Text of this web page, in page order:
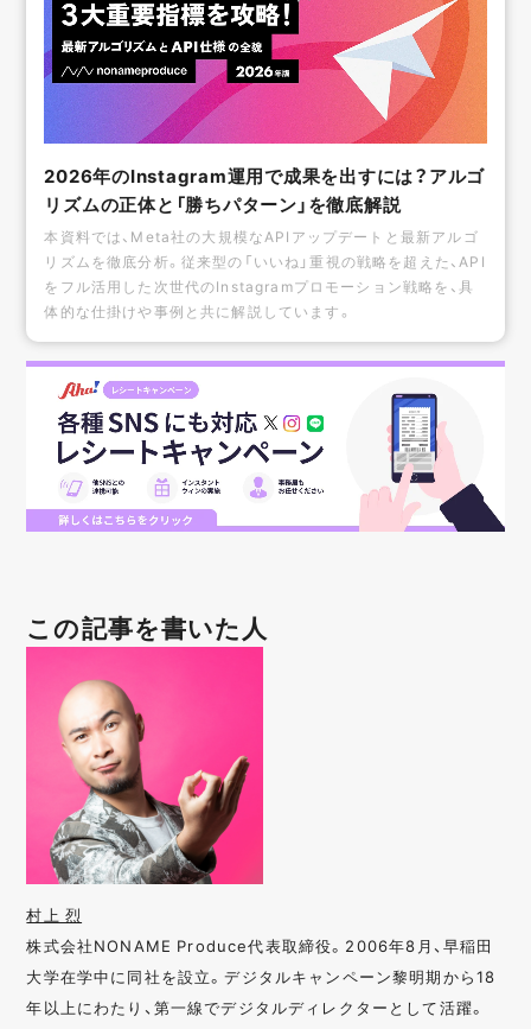
2026年のInstagram運用で成果を出すには？アルゴ
リズムの正体と「勝ちパターン」を徹底解説
本資料では、Meta社の大規模なAPIアップデートと最新アルゴ
リズムを徹底分析。従来型の「いいね」重視の戦略を超えた、API
をフル活用した次世代のInstagramプロモーション戦略を、具
体的な仕掛けや事例と共に解説しています。
この記事を書いた人
村上 烈
株式会社NONAME Produce代表取締役。2006年8月、早稲田
大学在学中に同社を設立。デジタルキャンペーン黎明期から18
年以上にわたり、第一線でデジタルディレクターとして活躍。